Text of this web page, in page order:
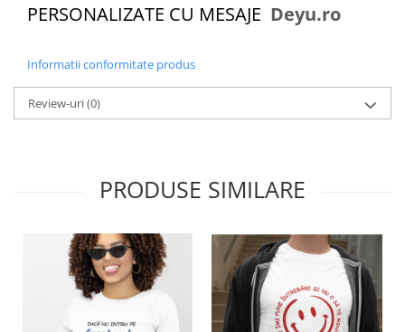
PERSONALIZATE CU MESAJE Deyu.ro
Informatii conformitate produs
Review-uri(0)
PRODUSE SIMILARE